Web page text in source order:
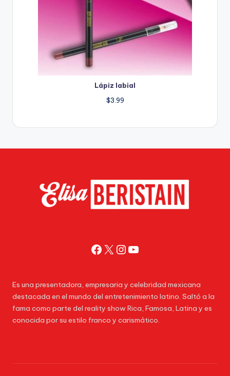
Lápiz labial
$3.99
Facebook
X Instagram
YouTube
Es una presentadora, empresaria y celebridad mexicana
destacada en el mundo del entretenimiento latino. Saltó a la
fama como parte del reality show Rica, Famosa, Latina y es
conocida por su estilo franco y carismático.